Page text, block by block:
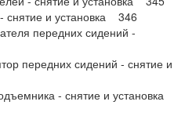
снятие и установка 346
передних сидений -
передних сидений - снятие и
- снятие и установка